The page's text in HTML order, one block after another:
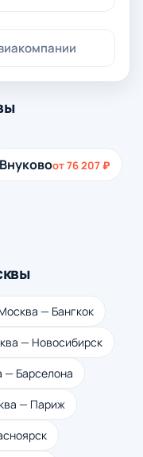
Внуковоот 76 207 ₽
— Бангкок
— Новосибирск
— Барселона
— Париж